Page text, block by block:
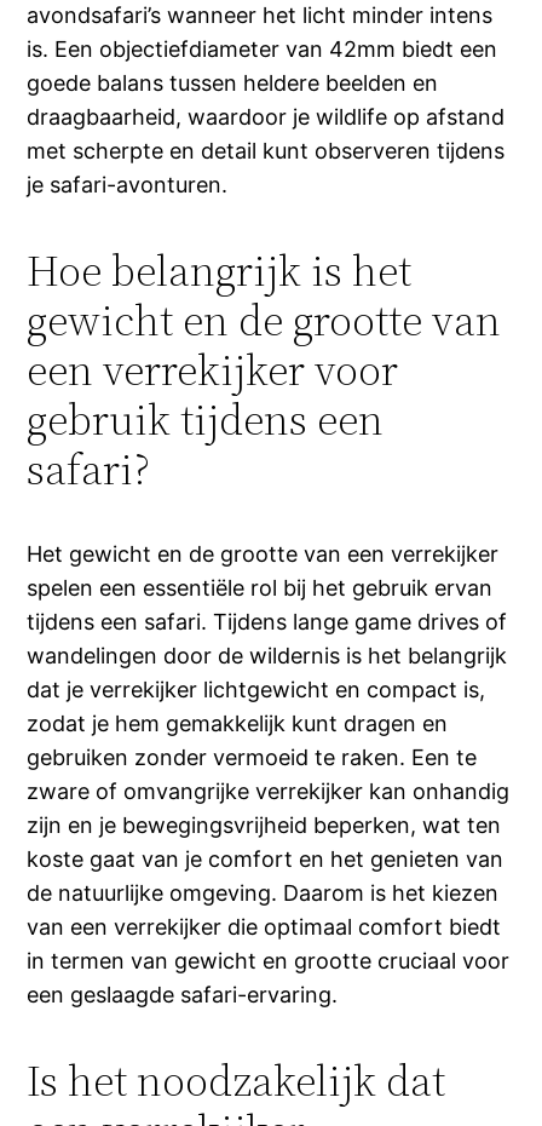
avondsafari’s wanneer het licht minder intens
is. Een objectiefdiameter van 42mm biedt een
goede balans tussen heldere beelden en
draagbaarheid, waardoor je wildlife op afstand
met scherpte en detail kunt observeren tijdens
je safari-avonturen.
Hoe belangrijk is het
gewicht en de grootte van
een verrekijker voor
gebruik tijdens een
safari?
Het gewicht en de grootte van een verrekijker
spelen een essentiële rol bij het gebruik ervan
tijdens een safari. Tijdens lange game drives of
wandelingen door de wildernis is het belangrijk
dat je verrekijker lichtgewicht en compact is,
zodat je hem gemakkelijk kunt dragen en
gebruiken zonder vermoeid te raken. Een te
zware of omvangrijke verrekijker kan onhandig
zijn en je bewegingsvrijheid beperken, wat ten
koste gaat van je comfort en het genieten van
de natuurlijke omgeving. Daarom is het kiezen
van een verrekijker die optimaal comfort biedt
in termen van gewicht en grootte cruciaal voor
een geslaagde safari-ervaring.
Is het noodzakelijk dat